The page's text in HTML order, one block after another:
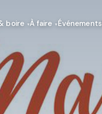
boire À faire Événements